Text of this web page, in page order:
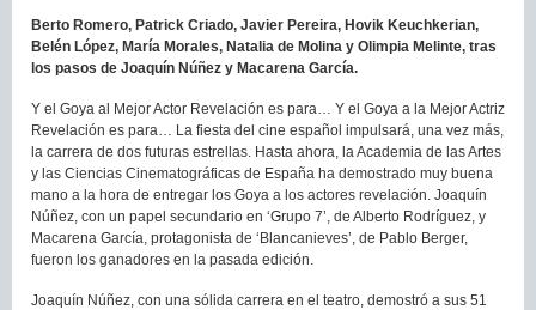
Berto Romero, Patrick Criado, Javier Pereira, Hovik Keuchkerian,
Belén López, María Morales, Natalia de Molina y Olimpia Melinte, tras
los pasos de Joaquín Núñez y Macarena García.
Y el Goya al Mejor Actor Revelación es para… Y el Goya a la Mejor Actriz
Revelación es para… La fiesta del cine español impulsará, una vez más,
la carrera de dos futuras estrellas. Hasta ahora, la Academia de las Artes
y las Ciencias Cinematográficas de España ha demostrado muy buena
mano a la hora de entregar los Goya a los actores revelación. Joaquín
Núñez, con un papel secundario en ‘Grupo 7’, de Alberto Rodríguez, y
Macarena García, protagonista de ‘Blancanieves’, de Pablo Berger,
fueron los ganadores en la pasada edición.
Joaquín Núñez, con una sólida carrera en el teatro, demostró a sus 51